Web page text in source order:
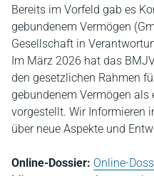
Bereits im Vorfeld gab es
gebundenem Vermögen
Gesellschaft in
Im März 2026 hat das
den gesetzlichen Rahmen
gebundenem Vermögen
vorgestellt. Wir Informieren
über neue Aspekte und
Online-Dossier: Online-